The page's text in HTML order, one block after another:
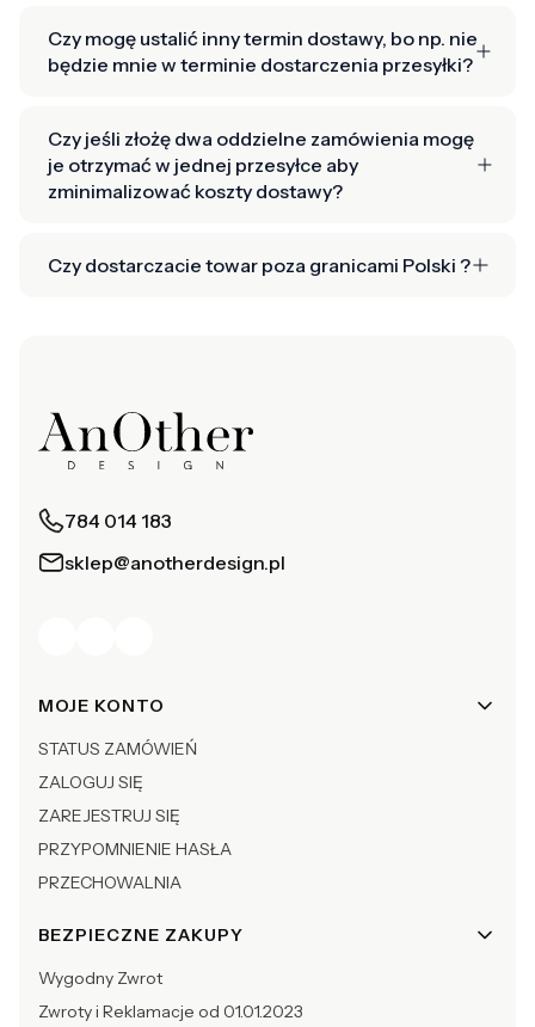
Czy mogę ustalić inny termin dostawy, bo np. nie
będzie mnie w terminie dostarczenia przesyłki?
Czy jeśli złożę dwa oddzielne zamówienia mogę
je otrzymać w jednej przesyłce aby
zminimalizować koszty dostawy?
Czy dostarczacie towar poza granicami Polski ?
784 014 183
sklep@anotherdesign.pl
Linki w stopce
MOJE KONTO
STATUS ZAMÓWIEŃ
ZALOGUJ SIĘ
ZAREJESTRUJ SIĘ
PRZYPOMNIENIE HASŁA
PRZECHOWALNIA
BEZPIECZNE ZAKUPY
Wygodny Zwrot
Zwroty i Reklamacje od 01.01.2023